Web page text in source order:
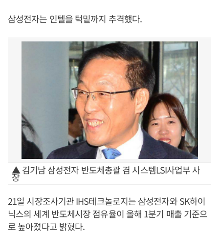
삼성전자는 인텔을 턱밑까지 추격했다.
▲ 김기남 삼성전자 반도체총괄 겸 시스템LSI사업부 사
장
21일 시장조사기관 IHS테크놀로지는 삼성전자와 SK하이
닉스의 세계 반도체시장 점유율이 올해 1분기 매출 기준으
로 높아졌다고 밝혔다.